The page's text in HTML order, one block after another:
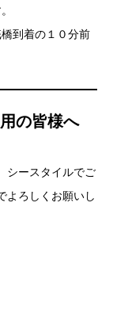
到着の１０分前
の皆様へ
シースタイルでご
よろしくお願いし